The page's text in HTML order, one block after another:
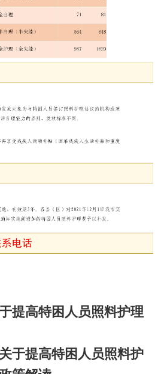
提高特困人员照料护理
于提高特困人员照料护